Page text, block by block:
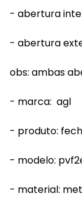
- abertura
- abertura
obs: ambas
- marca: agl
- produto:
- modelo:
- material: